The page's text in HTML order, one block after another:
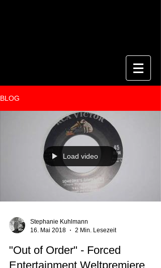
BLOG
Load video
Stephanie Kuhlmann
16. Mai 2018
2 Min. Lesezeit
"Out of Order" - Forced
Entertainment Weltpremiere